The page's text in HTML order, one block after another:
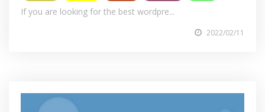
If you are looking for the best wordpre...
2022/02/11